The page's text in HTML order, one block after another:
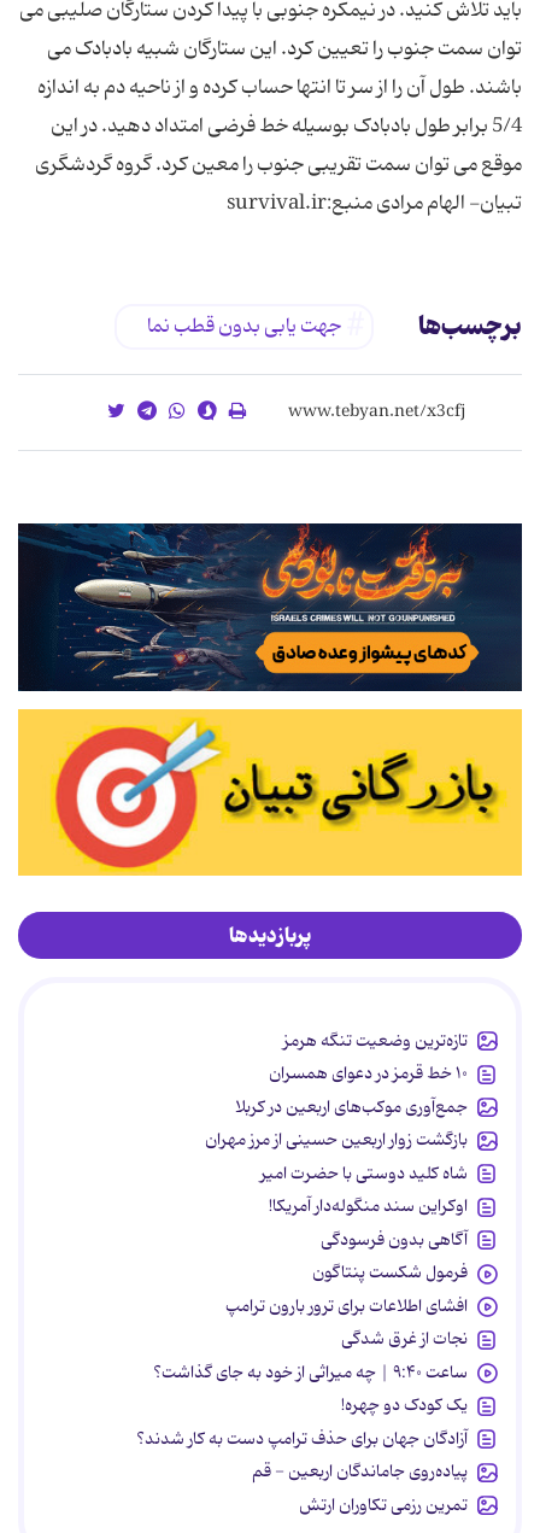
باید تلاش کنید. در نیمکره جنوبی با پیدا کردن ستارگان صلیبی می
توان سمت جنوب را تعیین کرد. این ستارگان شبیه بادبادک می
باشند. طول آن را از سر تا انتها حساب کرده و از ناحیه دم به اندازه
5/4 برابر طول بادبادک بوسیله خط فرضی امتداد دهید. در این
موقع می توان سمت تقریبی جنوب را معین کرد. گروه گردشگری
تبیان- الهام مرادی منبع:survival.ir
برچسب‌ها جهت یابی بدون قطب نما
پربازدیدها
تازه‌ترین وضعیت تنگه هرمز
۱۰ خط قرمز در دعوای همسران
جمع‌آوری موکب‌های اربعین در کربلا
بازگشت زوار اربعین حسینی از مرز مهران
شاه کلید دوستی با حضرت امیر
اوکراین سند منگوله‌دار آمریکا!
آگاهی بدون فرسودگی
فرمول شکست پنتاگون
افشای اطلاعات برای ترور بارون ترامپ
نجات از غرق شدگی
ساعت ۹:۴۰ | چه میراثی از خود به جای گذاشت؟
یک کودک دو چهره!
آزادگان جهان برای حذف ترامپ دست به کار شدند؟
پیاده‌روی جاماندگان اربعین - قم
تمرین رزمی تکاوران ارتش